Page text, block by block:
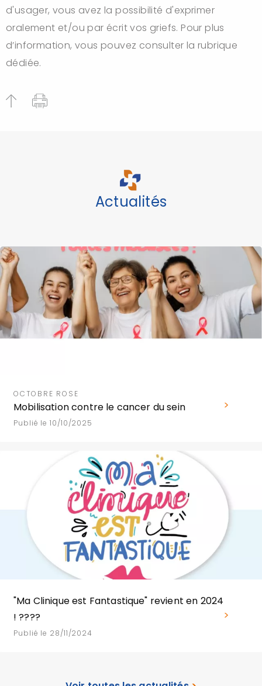
d'usager, vous avez la possibilité d'exprimer
oralement et/ou par écrit vos griefs. Pour plus
d’information, vous pouvez consulter la rubrique
dédiée.
Actualités
OCTOBRE ROSE
Mobilisation contre le cancer du sein
Publié le 10/10/2025
"Ma Clinique est Fantastique" revient en 2024
! ????
Publié le 28/11/2024